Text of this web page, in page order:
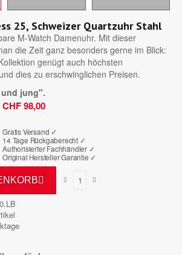
25, Schweizer Quartzuhr Stahl
M-Watch Damenuhr. Mit dieser
die Zeit ganz besonders gerne im Blick:
genügt auch höchsten
dies zu erschwinglichen Preisen.
jung".
CHF 98,00
Gratis Versand ✓
14 Tage Rückgaberecht ✓
Authorisierter Fachhändler ✓
Original Hersteller Garantie ✓